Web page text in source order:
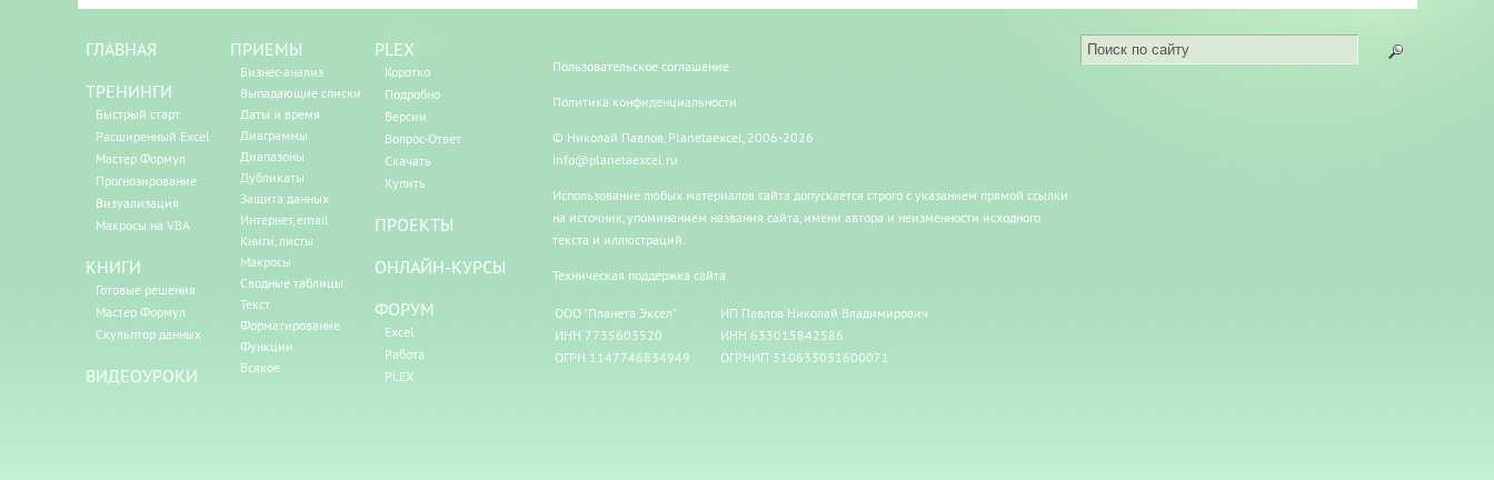
ГЛАВНАЯ
ТРЕНИНГИ
Быстрый старт
Расширенный Excel
Мастер Формул
Прогнозирование
Визуализация
Макросы на VBA
КНИГИ
Готовые решения
Мастер Формул
Скульптор данных
ВИДЕОУРОКИ
ПРИЕМЫ
Бизнес-анализ
Выпадающие списки
Даты и время
Диаграммы
Диапазоны
Дубликаты
Защита данных
Интернет, email
Книги, листы
Макросы
Сводные таблицы
Текст
Форматирование
Функции
Всякое
PLEX
Коротко
Подробно
Версии
Вопрос-Ответ
Скачать
Купить
ПРОЕКТЫ
ОНЛАЙН-КУРСЫ
ФОРУМ
Excel
Работа
PLEX
Пользовательское соглашение
Политика конфиденциальности
© Николай Павлов, Planetaexcel, 2006-2026
info@planetaexcel.ru
Использование любых материалов сайта допускается строго с указанием прямой ссылки
на источник, упоминанием названия сайта, имени автора и неизменности исходного
текста и иллюстраций.
Техническая поддержка сайта
ООО "Планета Эксел"
ИНН 7735603520
ОГРН 1147746834949
ИП Павлов Николай Владимирович
ИНН 633015842586
ОГРНИП 310633031600071